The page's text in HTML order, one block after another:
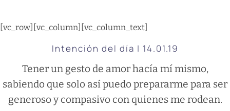
[vc_row][vc_column][vc_column_text]
Intención del día | 14.01.19
Tener un gesto de amor hacía mí mismo,
sabiendo que solo así puedo prepararme para ser
generoso y compasivo con quienes me rodean.